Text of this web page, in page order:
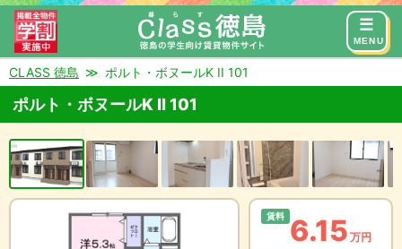
MENU
来店予約 お問い合わせ
CLASS 徳島 ポルト・ボヌールK II 101
ポルト・ボヌールK II 101
賃料 6.15 万円